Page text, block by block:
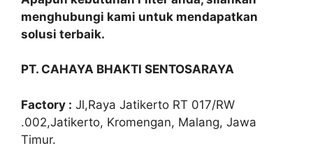
menghubungi kami untuk mendapatkan
solusi terbaik.
PT. CAHAYA BHAKTI SENTOSARAYA
Factory : Jl,Raya Jatikerto RT 017/RW
.002,Jatikerto, Kromengan, Malang, Jawa
Timur.